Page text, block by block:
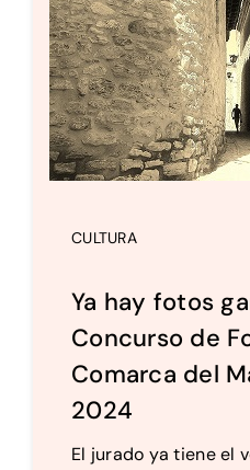
CULTURA
Ya hay fotos
Concurso de
Comarca del
2024
El jurado ya tiene el